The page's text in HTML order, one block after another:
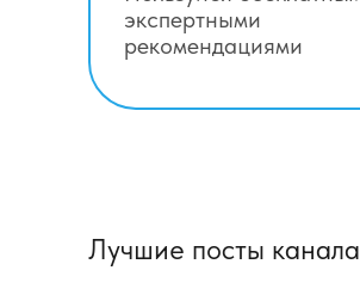
экспертными
рекомендациями
Лучшие посты канала